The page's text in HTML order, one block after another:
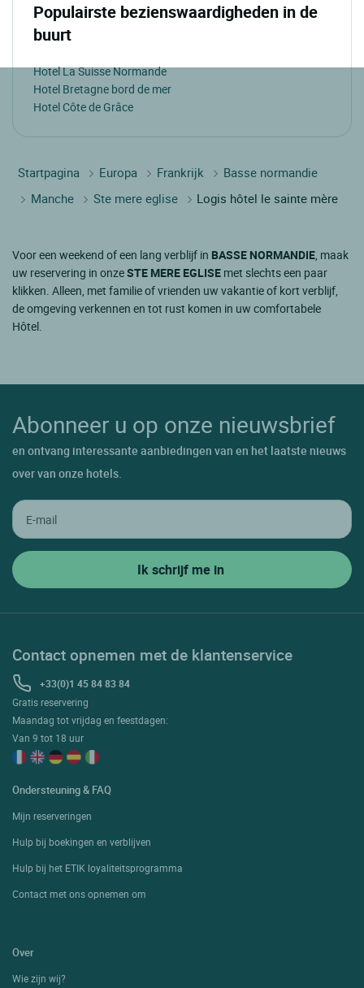
Populairste bezienswaardigheden in de
buurt
Hotel La Suisse Normande
Hotel Bretagne bord de mer
Hotel Côte de Grâce
Startpagina Europa Frankrijk
Basse normandie
Manche
Ste mere eglise Logis hôtel le sainte mère
Voor een weekend of een lang verblijf in BASSE NORMANDIE, maak
uw reservering in onzeSTE MERE EGLISE met slechts een paar
klikken. Alleen, met familie of vrienden uw vakantie of kort verblijf,
de omgeving verkennen en tot rust komen in uw comfortabele
Hôtel.
Abonneer u op onze nieuwsbrief
en ontvang interessante aanbiedingen van en het laatste nieuws
over van onze hotels.
Contact opnemen met de klantenservice
+33(0)1 45 84 83 84
Gratis reservering
Maandag tot vrijdag en feestdagen:
Van 9 tot 18 uur
Ondersteuning & FAQ
Mijn reserveringen
Hulp bij boekingen en verblijven
Hulp bij het ETIK loyaliteitsprogramma
Contact met ons opnemen om
Over
Wie zijn wij?